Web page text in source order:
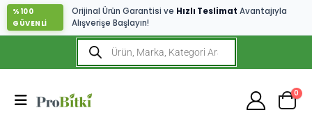
%100
GÜVENLİ
Orijinal Ürün Garantisi ve Hızlı Teslimat Avantajıyla
Alışverişe Başlayın!
0